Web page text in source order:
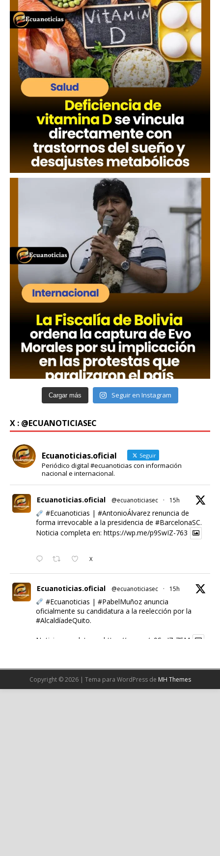
Cargar más Seguir en Instagram
X : @ECUANOTICIASEC
Ecuanoticias.oficial Seguir
Periódico digital #ecuanoticias con información
nacional e internacional.
Ecuanoticias.oficial @ecuanoticiasec · 15h
#Ecuanoticias | #AntonioÁlvarezrenuncia de
forma irrevocable a la presidencia de #BarcelonaSC.
Noticia completa en: https://wp.me/p9SwIZ-763
X
Ecuanoticias.oficial @ecuanoticiasec · 15h
#Ecuanoticias | #PabelMuñozanuncia
oficialmente su candidatura a la reelección por la
#AlcaldíadeQuito.
Noticia completa en: https://wp.me/p9SwIZ-75M
Cargar más
Copyright © 2026 | Tema para WordPress de MH Themes